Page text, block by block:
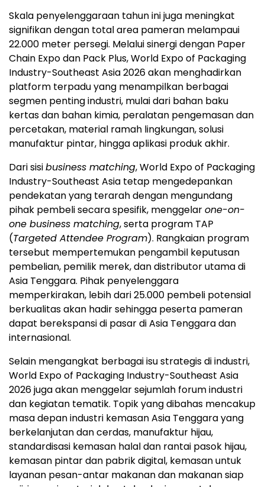
Skala penyelenggaraan tahun ini juga meningkat
signifikan dengan total area pameran melampaui
22.000 meter persegi. Melalui sinergi dengan Paper
Chain Expo dan Pack Plus, World Expo of Packaging
Industry-Southeast Asia 2026 akan menghadirkan
platform terpadu yang menampilkan berbagai
segmen penting industri, mulai dari bahan baku
kertas dan bahan kimia, peralatan pengemasan dan
percetakan, material ramah lingkungan, solusi
manufaktur pintar, hingga aplikasi produk akhir.
Dari sisibusiness matching, World Expo of Packaging
Industry-Southeast Asia tetap mengedepankan
pendekatan yang terarah dengan mengundang
pihak pembeli secara spesifik, menggelarone-on-
one business matching, serta program TAP
(Targeted Attendee Program). Rangkaian program
tersebut mempertemukan pengambil keputusan
pembelian, pemilik merek, dan distributor utama di
Asia Tenggara. Pihak penyelenggara
memperkirakan, lebih dari 25.000 pembeli potensial
berkualitas akan hadir sehingga peserta pameran
dapat berekspansi di pasar di Asia Tenggara dan
internasional.
Selain mengangkat berbagai isu strategis di industri,
World Expo of Packaging Industry-Southeast Asia
2026 juga akan menggelar sejumlah forum industri
dan kegiatan tematik. Topik yang dibahas mencakup
masa depan industri kemasan Asia Tenggara yang
berkelanjutan dan cerdas, manufaktur hijau,
standardisasi kemasan halal dan rantai pasok hijau,
kemasan pintar dan pabrik digital, kemasan untuk
layanan pesan-antar makanan dan makanan siap